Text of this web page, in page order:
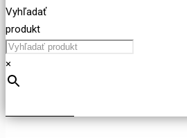
Vyhľadať
produkt
×